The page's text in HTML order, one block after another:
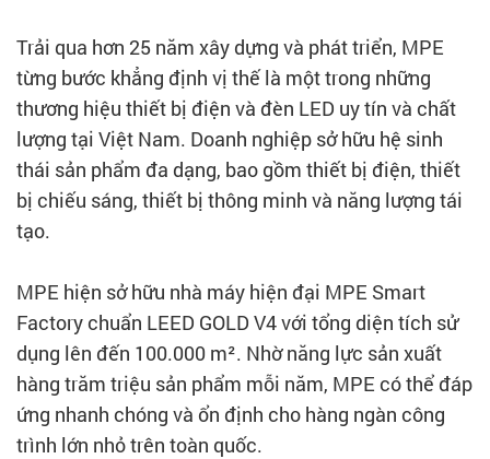
Trải qua hơn 25 năm xây dựng và phát triển, MPE
từng bước khẳng định vị thế là một trong những
thương hiệu thiết bị điện và đèn LED uy tín và chất
lượng tại Việt Nam. Doanh nghiệp sở hữu hệ sinh
thái sản phẩm đa dạng, bao gồm thiết bị điện, thiết
bị chiếu sáng, thiết bị thông minh và năng lượng tái
tạo.
MPE hiện sở hữu nhà máy hiện đại MPE Smart
Factory chuẩn LEED GOLD V4 với tổng diện tích sử
dụng lên đến 100.000 m². Nhờ năng lực sản xuất
hàng trăm triệu sản phẩm mỗi năm, MPE có thể đáp
ứng nhanh chóng và ổn định cho hàng ngàn công
trình lớn nhỏ trên toàn quốc.